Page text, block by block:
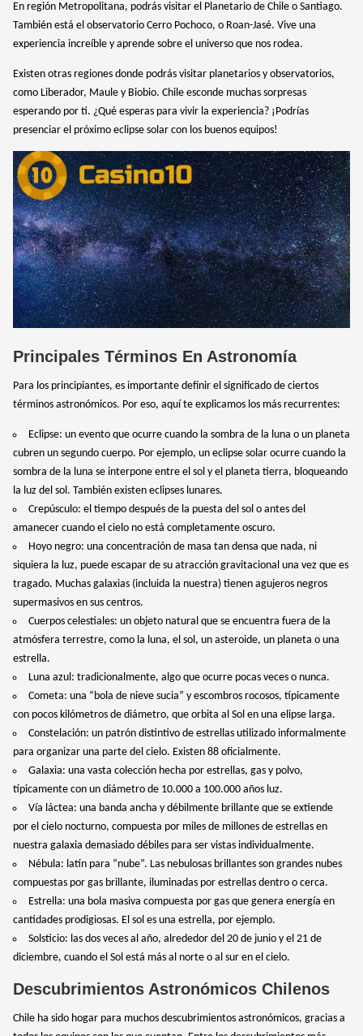
En región Metropolitana, podrás visitar el Planetario de Chile o Santiago.
También está el observatorio Cerro Pochoco, o Roan-Jasé. Vive una
experiencia increíble y aprende sobre el universo que nos rodea.
Existen otras regiones donde podrás visitar planetarios y observatorios,
como Liberador, Maule y Biobio. Chile esconde muchas sorpresas
esperando por ti. ¿Qué esperas para vivir la experiencia? ¡Podrías
presenciar el próximo eclipse solar con los buenos equipos!
Principales Términos En Astronomía
Para los principiantes, es importante definir el significado de ciertos
términos astronómicos. Por eso, aquí te explicamos los más recurrentes:
Eclipse: un evento que ocurre cuando la sombra de la luna o un planeta
cubren un segundo cuerpo. Por ejemplo, un eclipse solar ocurre cuando la
sombra de la luna se interpone entre el sol y el planeta tierra, bloqueando
la luz del sol. También existen eclipses lunares.
Crepúsculo: el tiempo después de la puesta del sol o antes del
amanecer cuando el cielo no está completamente oscuro.
Hoyo negro: una concentración de masa tan densa que nada, ni
siquiera la luz, puede escapar de su atracción gravitacional una vez que es
tragado. Muchas galaxias (incluida la nuestra) tienen agujeros negros
supermasivos en sus centros.
Cuerpos celestiales: un objeto natural que se encuentra fuera de la
atmósfera terrestre, como la luna, el sol, un asteroide, un planeta o una
estrella.
Luna azul: tradicionalmente, algo que ocurre pocas veces o nunca.
Cometa: una “bola de nieve sucia” y escombros rocosos, típicamente
con pocos kilómetros de diámetro, que orbita al Sol en una elipse larga.
Constelación: un patrón distintivo de estrellas utilizado informalmente
para organizar una parte del cielo. Existen 88 oficialmente.
Galaxia: una vasta colección hecha por estrellas, gas y polvo,
típicamente con un diámetro de 10.000 a 100.000 años luz.
Vía láctea: una banda ancha y débilmente brillante que se extiende
por el cielo nocturno, compuesta por miles de millones de estrellas en
nuestra galaxia demasiado débiles para ser vistas individualmente.
Nébula: latín para “nube”. Las nebulosas brillantes son grandes nubes
compuestas por gas brillante, iluminadas por estrellas dentro o cerca.
Estrella: una bola masiva compuesta por gas que genera energía en
cantidades prodigiosas. El sol es una estrella, por ejemplo.
Solsticio: las dos veces al año, alrededor del 20 de junio y el 21 de
diciembre, cuando el Sol está más al norte o al sur en el cielo.
Descubrimientos Astronómicos Chilenos
Chile ha sido hogar para muchos descubrimientos astronómicos, gracias a
donations.
Donate Option 2